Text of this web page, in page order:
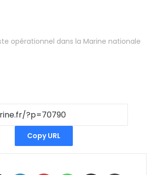
opérationnel dans la Marine nationale
Copy URL
Linkedin Pinterest WhatsAppPartager par email